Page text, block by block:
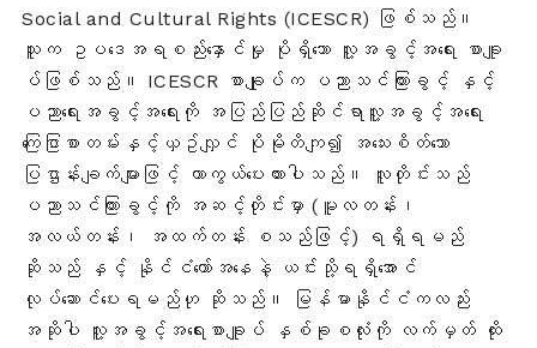
Social and Cultural Rights (ICESCR) ဖြစ်သည်။
သူက ဥပဒေအရစည်းနှောင်မှု ပိုရှိသော လူ့အခွင့်အ‌ရေး စာချူ
ပ်ဖြစ်သည်။ ICESCR စာချုပ်က ပညာသင်ကြားခွင့် နှင့်
ပညာရေးအခွင့်အရေးကို အပြည်ပြည်ဆိုင်ရာလူ့အခွင့်အရေး
ကြေငြာစာတမ်းနှင့်ယှဥ်လျှင် ပိုမိုတိကျ၍ အသေးစိတ်သော
ပြဌာန်းချက်များဖြင့် ကာကွယ်ပေးထားပါသည်။ လူတိုင်းသည်
ပညာသင်ကြားခွင့်ကို အဆင့်တိုင်းမှာ (မူလတန်း၊
အလယ်တန်း၊ အထက်တန်း စသည်ဖြင့်) ရရှိရမည်
ဆိုသည် နှင့် နိုင်ငံတော်အနေနဲ့ ယင်းသို့ရရှိအောင်
လုပ်ဆောင်‌ပေးရမည်ဟု ဆိုသည် ။ မြန်မာနိုင်ငံကလည်း
အဆိုပါ လူ့အခွင့်အရေးစာချူပ် နှစ်ခုစလုံးကို လက်မှတ် ထိုး